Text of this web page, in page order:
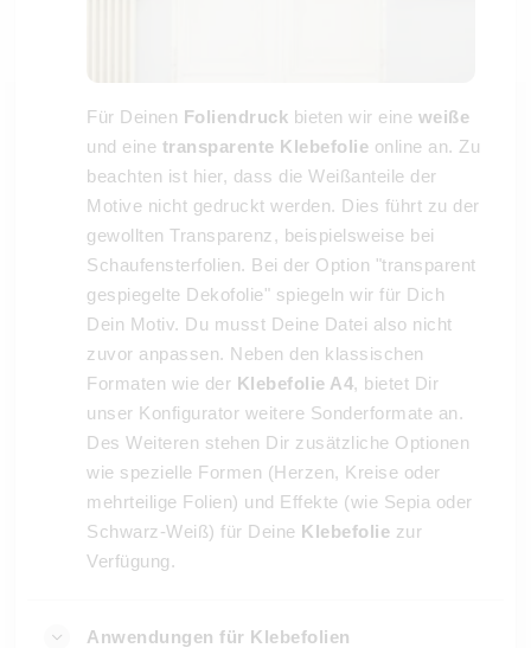
Für Deinen Foliendruck bieten wir eine weiße
und eine transparente Klebefolie online an. Zu
beachten ist hier, dass die Weißanteile der
Motive nicht gedruckt werden. Dies führt zu der
gewollten Transparenz, beispielsweise bei
Schaufensterfolien. Bei der Option "transparent
gespiegelte Dekofolie" spiegeln wir für Dich
Dein Motiv. Du musst Deine Datei also nicht
zuvor anpassen. Neben den klassischen
Formaten wie der Klebefolie A4, bietet Dir
unser Konfigurator weitere Sonderformate an.
Des Weiteren stehen Dir zusätzliche Optionen
wie spezielle Formen (Herzen, Kreise oder
mehrteilige Folien) und Effekte (wie Sepia oder
Schwarz-Weiß) für Deine Klebefolie zur
Verfügung.
Anwendungen für Klebefolien